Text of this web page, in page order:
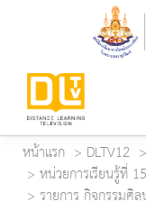
หน้าแรก DLTV12
หน่วยการเรียนรู้ที่
รายการ กิจกรรมศิ